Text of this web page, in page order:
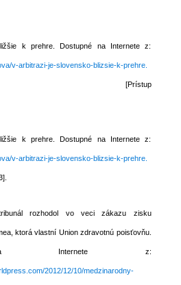
k prehre. Dostupné na Internete z:
v-arbitrazi-je-slovensko-blizsie-k-prehre.
[Prístup
k prehre. Dostupné na Internete z:
v-arbitrazi-je-slovensko-blizsie-k-prehre.
rozhodol vo veci zákazu zisku
ktorá vlastní Union zdravotnú poisťovňu.
na Internete z:
2012/12/10/medzinarodny-